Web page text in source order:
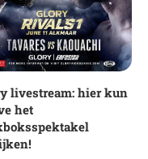
livestream: hier kun
het